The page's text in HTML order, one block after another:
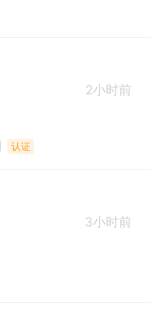
2小时前
认证
3小时前